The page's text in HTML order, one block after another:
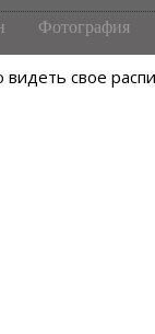
свое
Фотография